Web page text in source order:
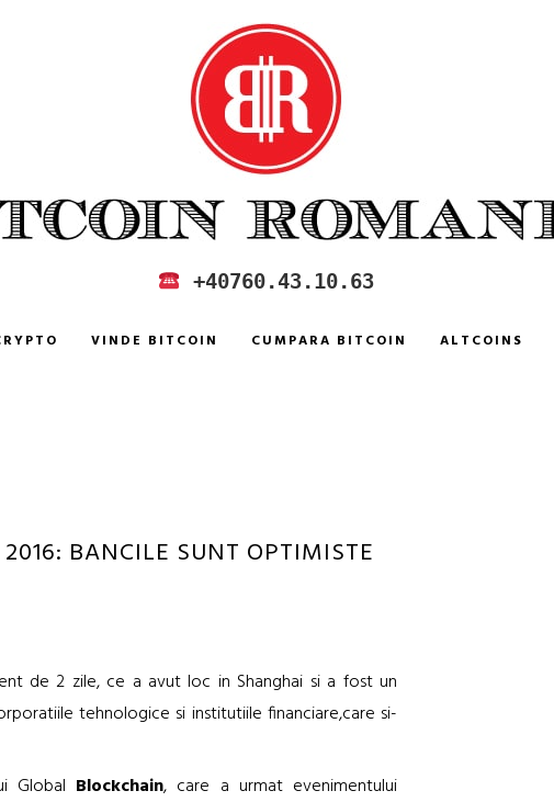
IN ROMANIA +40760.43.10.63
VINDE BITCOIN CUMPARA BITCOIN ALTCOINS
BANCILE SUNT OPTIMISTE
de 2 zile, ce a avut loc in Shanghai si a fost un
tehnologice si institutiile financiare,care si-
Global Blockchain, care a urmat evenimentului